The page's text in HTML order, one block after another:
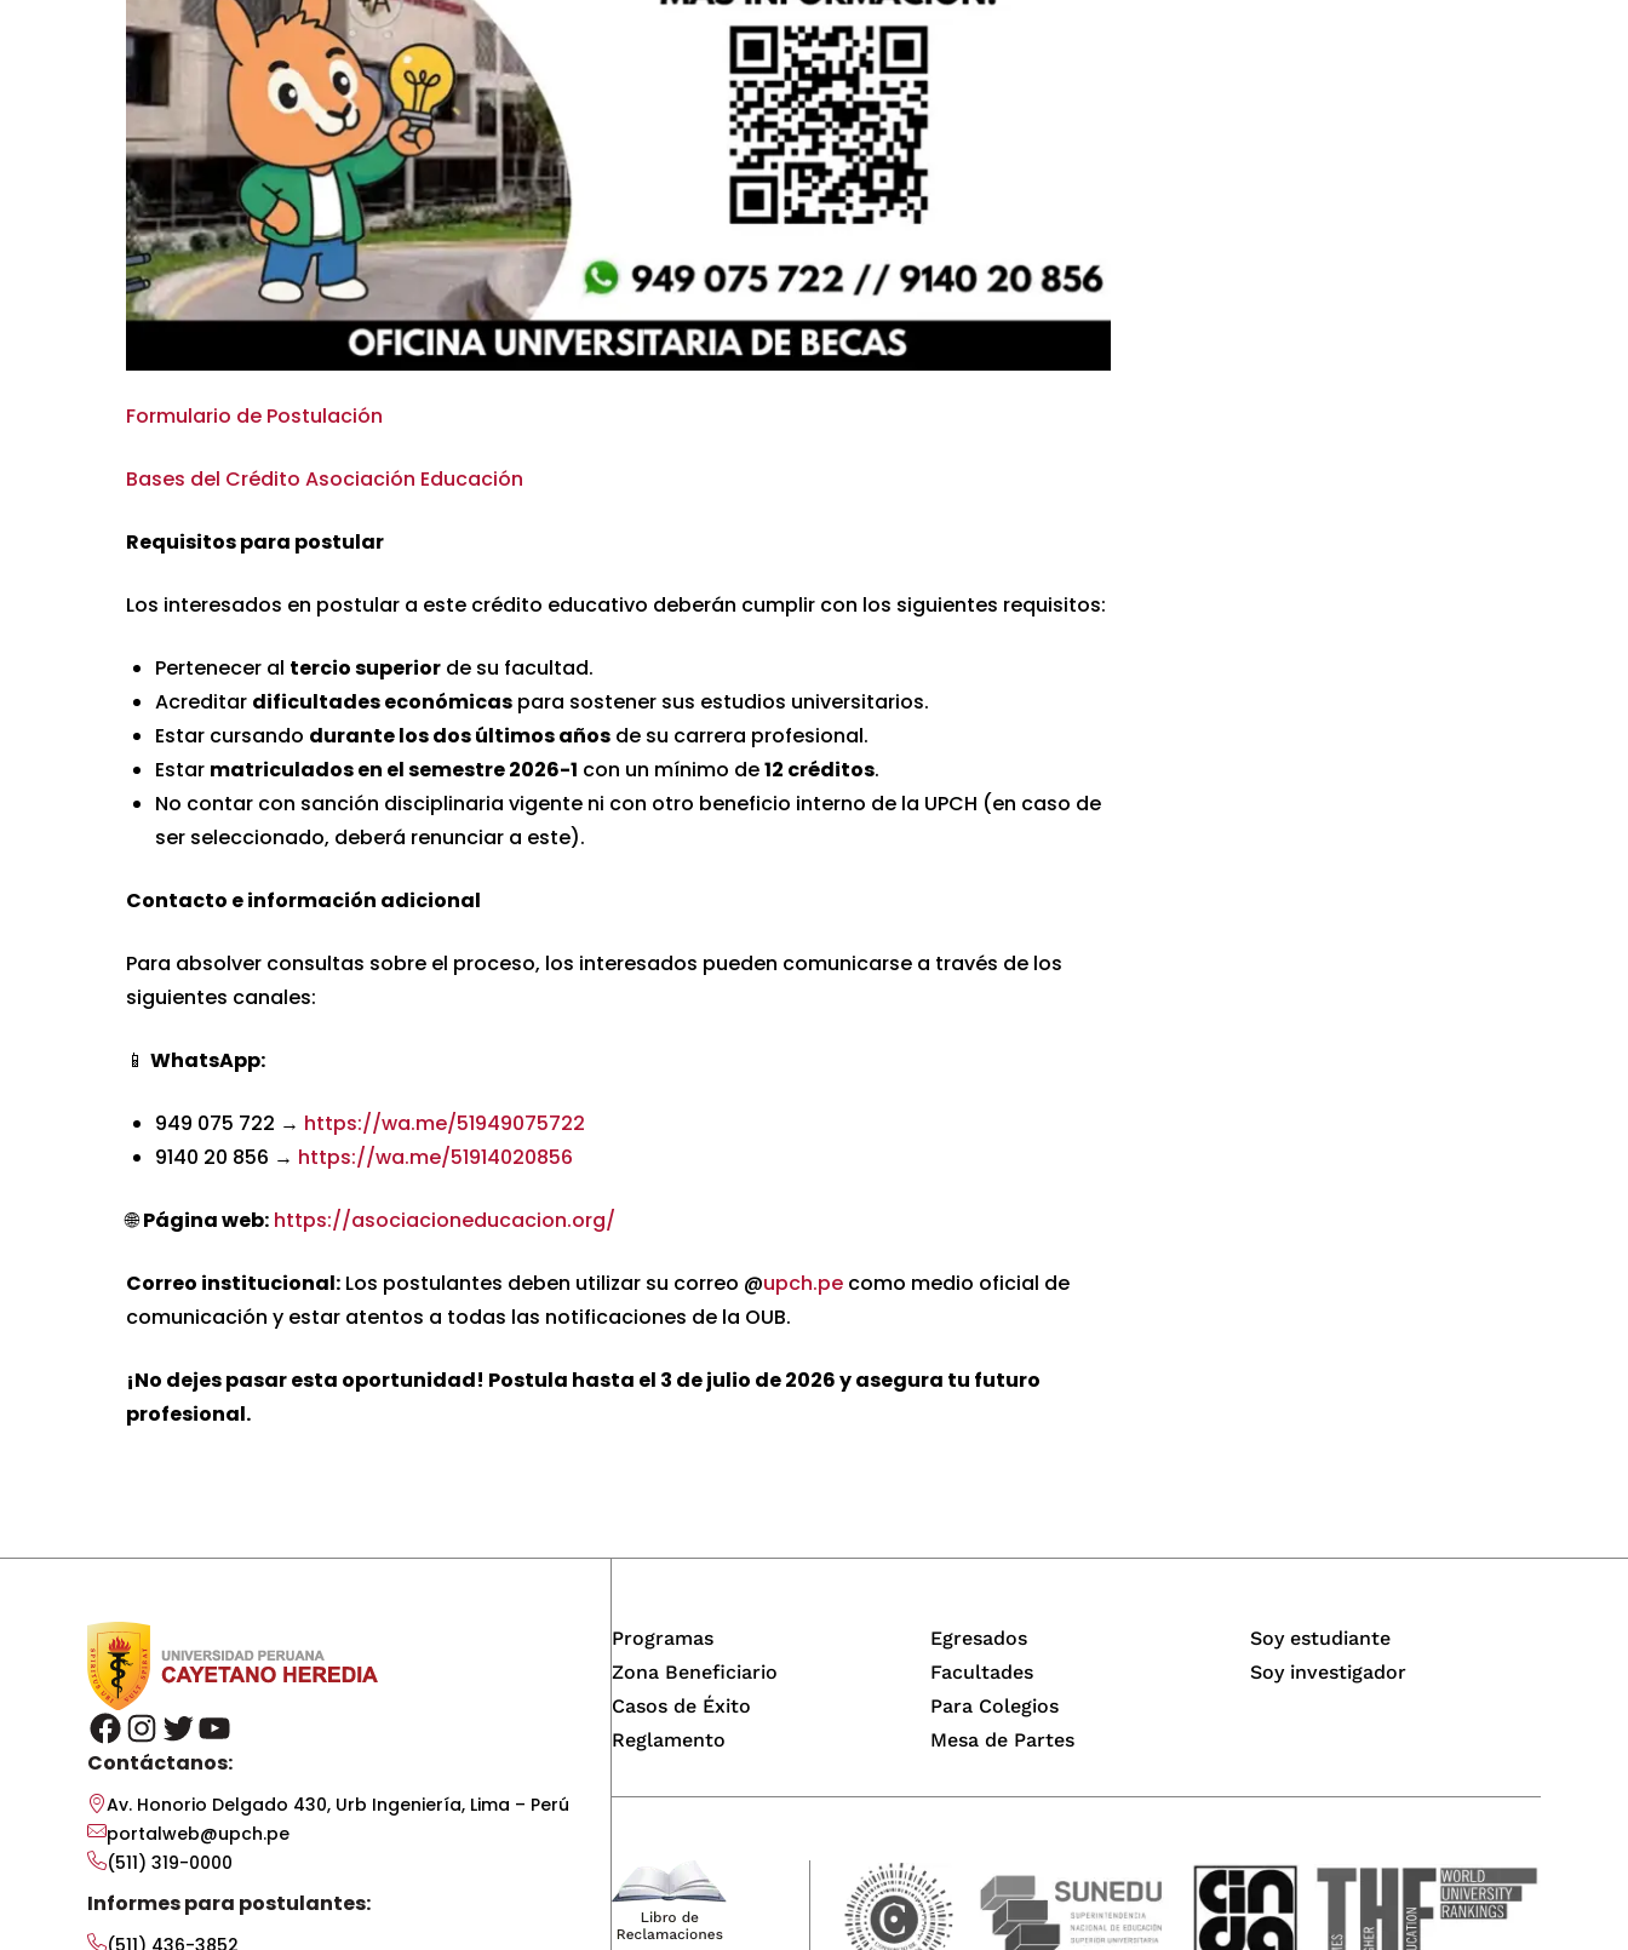
Formulario de Postulación
Bases del Crédito Asociación Educación
Requisitos para postular
Los interesados en postular a este crédito educativo deberán cumplir con los siguientes requisitos:
Pertenecer al tercio superior de su facultad.
Acreditar dificultades económicas para sostener sus estudios universitarios.
Estar cursando durante los dos últimos años de su carrera profesional.
Estar matriculados en el semestre 2026-1 con un mínimo de12 créditos.
No contar con sanción disciplinaria vigente ni con otro beneficio interno de la UPCH (en caso de
ser seleccionado, deberá renunciar a este).
Contacto e información adicional
Para absolver consultas sobre el proceso, los interesados pueden comunicarse a través de los
siguientes canales:
📱 WhatsApp:
949 075 722 → https://wa.me/51949075722
9140 20 856 → https://wa.me/51914020856
🌐Página web: https://asociacioneducacion.org/
Correo institucional: Los postulantes deben utilizar su correo @upch.pe como medio oficial de
comunicación y estar atentos a todas las notificaciones de la OUB.
¡No dejes pasar esta oportunidad! Postula hasta el 3 de julio de 2026 y asegura tu futuro
profesional.
facebook instagram twitter youtube
Contáctanos:
Av. Honorio Delgado 430, Urb Ingeniería, Lima – Perú
portalweb@upch.pe
(511) 319-0000
Informes para postulantes:
(511) 436-3852
Programas
Zona Beneficiario
Casos de Éxito
Reglamento
Egresados
Facultades
Para Colegios
Mesa de Partes
Soy estudiante
Soy investigador